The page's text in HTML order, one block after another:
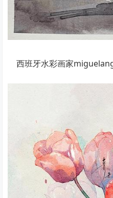
西班牙水彩画家